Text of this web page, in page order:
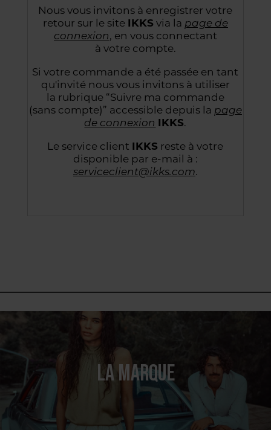
Nous vous invitons à enregistrer votre
retour sur le site IKKS via la page de
connexion, en vous connectant
à votre compte.
Si votre commande a été passée en tant
qu'invité nous vous invitons à utiliser
la rubrique “Suivre ma commande
(sans compte)” accessible depuis la page
de connexion IKKS.
Le service client IKKS reste à votre
disponible par e-mail à :
serviceclient@ikks.com.
LA MARQUE